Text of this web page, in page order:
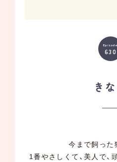
Episode
630
き
今まで飼った
1番やさしくて、美人で、